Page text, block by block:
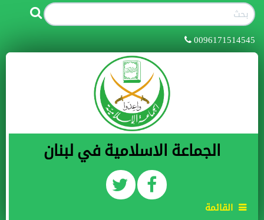
0096171514545
الجماعة الاسلامية في لبنان
القائمة